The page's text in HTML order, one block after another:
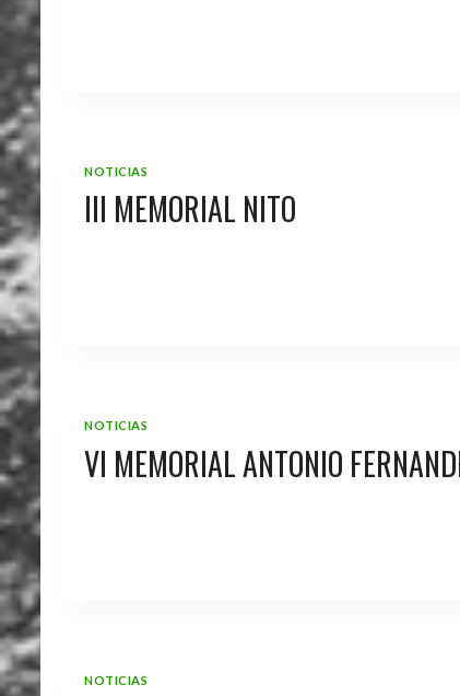
NOTICIAS
III MEMORIAL NITO
NOTICIAS
VI MEMORIAL ANTONIO
NOTICIAS